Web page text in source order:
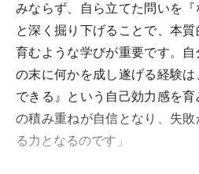
みならず、自ら立てた問いを『
と深く掘り下げることで、本
育むような学びが重要です。
の末に何かを成し遂げる経験
できる』という自己効力感を
の積み重ねが自信となり、失
る力となるのです」